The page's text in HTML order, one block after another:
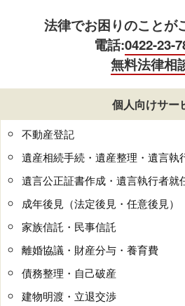
法律でお困りのことが
電話:0422-23-
無料法律相
個人向けサー
不動産登記
遺産相続手続・遺産整理・遺言執
遺言公正証書作成・遺言執行者就
成年後見（法定後見・任意後見）
家族信託・民事信託
離婚協議・財産分与・養育費
債務整理・自己破産
建物明渡・立退交渉